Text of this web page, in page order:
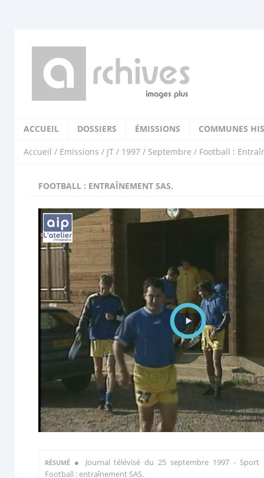
ACCUEIL DOSSIERS ÉMISSIONS COMMUNES
Accueil / Emissions / JT / 1997 / Septembre / Football :
FOOTBALL : ENTRAÎNEMENT SAS.
RÉSUMÉ ● Journal télévisé du 25 septembre 1997 - Sport
Football : entraînement SAS.